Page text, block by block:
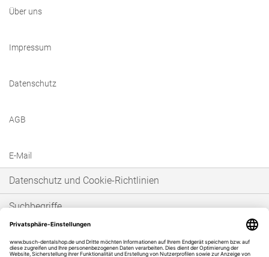
Über uns
Impressum
Datenschutz
AGB
E-Mail
Datenschutz und Cookie-Richtlinien
Suchbegriffe